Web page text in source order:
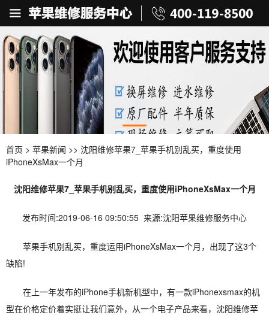
首页 > 苹果新闻 >> 沈阳维修苹果7_苹果手机别乱买，重度使用
iPhoneXsMax一个月
沈阳维修苹果7_苹果手机别乱买，重度使用iPhoneXsMax一个月
发布时间:2019-06-16 09:50:55 来源:沈阳苹果维修服务中心
苹果手机别乱买，重度运用iPhoneXsMax一个月，出现了这3个
缺陷!
在上一年发布的iPhone手机新机型中，有一款iPhonexsmax的机
型在价格定价着实挺让我们意外，从一个电子产品来看，沈阳维修苹